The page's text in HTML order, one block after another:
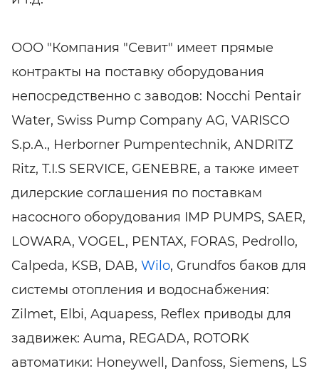
ООО ″Компания ″Севит″ имеет прямые
контракты на поставку оборудования
непосредственно с заводов: Nocchi Pentair
Water, Swiss Pump Company AG, VARISCO
S.p.A., Herborner Pumpentechnik, ANDRITZ
Ritz, T.I.S SERVICE, GENEBRE, а также имеет
дилерские соглашения по поставкам
насосного оборудования IMP PUMPS, SAER,
LOWARA, VOGEL, PENTAX, FORAS, Pedrollo,
Calpeda, KSB, DAB, Wilo, Grundfos баков для
системы отопления и водоснабжения:
Zilmet, Elbi, Aquapess, Reflex приводы для
задвижек: Auma, REGADA, ROTORK
автоматики: Honeywell, Danfoss, Siemens, LS